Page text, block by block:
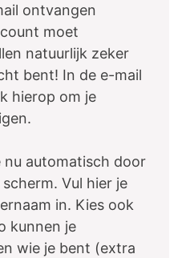
ontvangen
moet
natuurlijk zeker
bent! In de e-mail
hierop om je
nu automatisch door
Vul hier je
in. Kies ook
kunnen je
wie je bent (extra